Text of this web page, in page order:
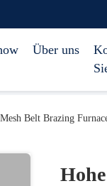
Über uns
Belt Brazing